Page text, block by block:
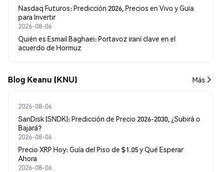
Nasdaq Futuros: Predicción 2026, Precios en Vivo y Guía
para Invertir
2026-08-06
Quién es Esmail Baghaei: Portavoz iraní clave en el
acuerdo de Hormuz
Blog Keanu (KNU) Más
2026-08-06
SanDisk (SNDK): Predicción de Precio 2026-2030, ¿Subirá o
Bajará?
2026-08-06
Precio XRP Hoy: Guía del Piso de $1.05 y Qué Esperar
Ahora
2026-08-06